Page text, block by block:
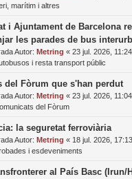
marítim i altres
i Ajuntament de Barcelona
les parades de bus
Autor: Metring « 23 jul. 2026, 11:24
i resta transport públic
del Fòrum que s'han perdut
Autor: Metring « 23 jul. 2026, 11:04
del Fòrum
la seguretat ferroviària
Autor: Metring « 18 jul. 2026, 17:13
i esdeveniments
al País Basc (Irun/